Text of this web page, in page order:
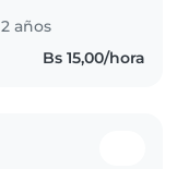
bebés.
en primeros
cocinar.
años
Bs 15,00/hora